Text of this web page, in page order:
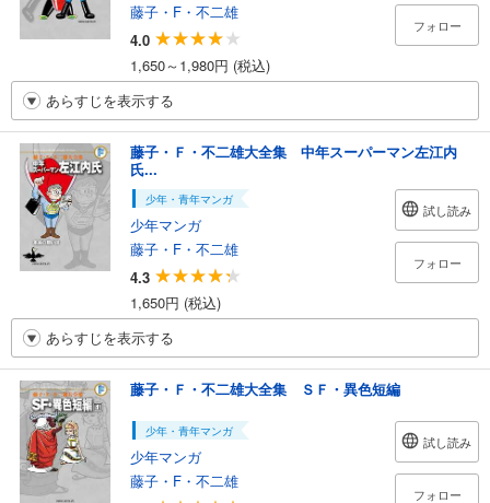
藤子・F・不二雄
4.0
1,650～1,980円 (税込)
フォロー
あらすじを表示する
藤子・Ｆ・不二雄大全集 中年スーパーマン左江内
氏...
少年・青年マンガ
少年マンガ
藤子・F・不二雄
4.3
1,650円 (税込)
試し読み
フォロー
あらすじを表示する
藤子・Ｆ・不二雄大全集 ＳＦ・異色短編
少年・青年マンガ
少年マンガ
藤子・F・不二雄
試し読み
フォロー